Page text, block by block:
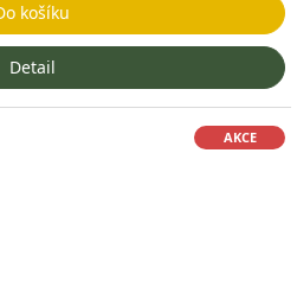
košíku
Detail
AKCE